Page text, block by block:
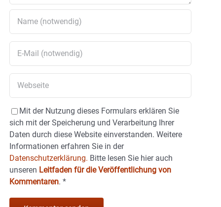
Mit der Nutzung dieses Formulars erklären Sie
sich mit der Speicherung und Verarbeitung Ihrer
Daten durch diese Website einverstanden. Weitere
Informationen erfahren Sie in der
Datenschutzerklärung. Bitte lesen Sie hier auch
unseren Leitfaden für die Veröffentlichung von
Kommentaren. *